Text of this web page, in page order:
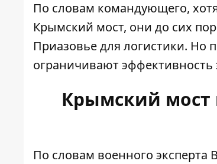
По словам командующего,
Крымский мост, они до сих
Приазовье для логистики.
ограничивают эффективность
Крымский мост
По словам военного эксперта